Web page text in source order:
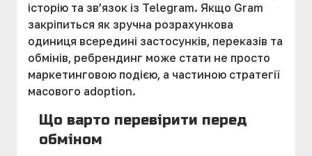
історію та зв’язок із Telegram. Якщо Gram
закріпиться як зручна розрахункова
одиниця всередині застосунків, переказів та
обмінів, ребрендинг може стати не просто
маркетинговою подією, а частиною стратегії
масового adoption.
Що варто перевірити перед
обміном